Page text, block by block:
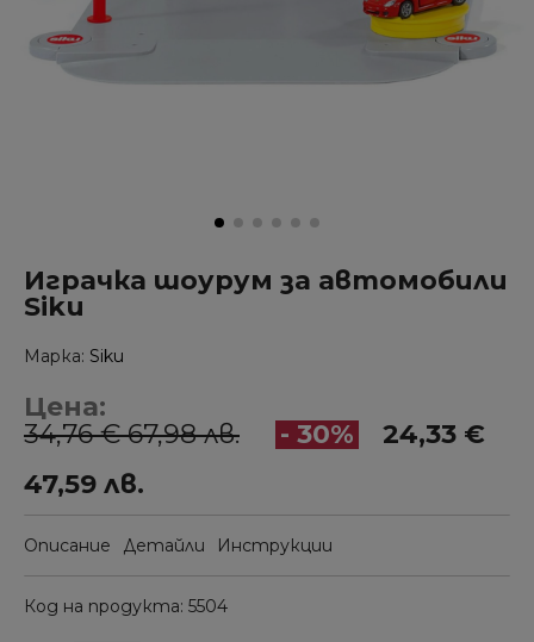
Играчка шоурум за автомобили
Siku
Марка Siku
Цена:
34,76 € 67,98 лв.
- 30%
24,33 €
47,59 лв.
Описание Детайли Инструкции
Код на продукта 5504